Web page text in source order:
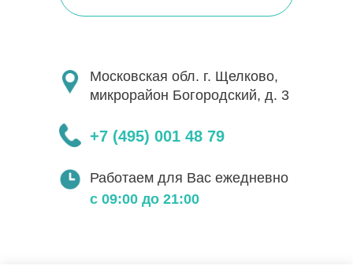
Московская обл. г. Щелково,
микрорайон Богородский, д. 3
+7 (495) 001 48 79
с 09:00 до 21:00
Работаем для Вас ежедневно